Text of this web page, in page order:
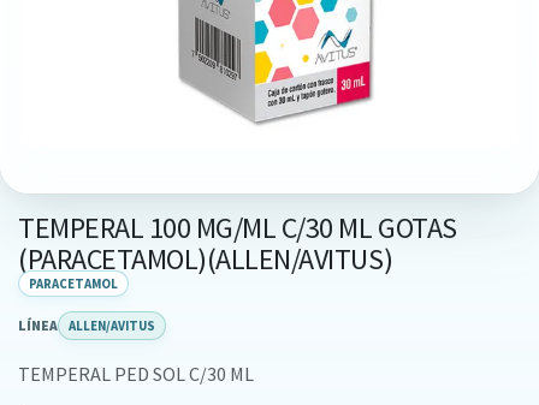
TEMPERAL 100 MG/ML C/30 ML GOTAS
(PARACETAMOL)(ALLEN/AVITUS)
PARACETAMOL
LÍNEA ALLEN/AVITUS
TEMPERAL PED SOL C/30 ML